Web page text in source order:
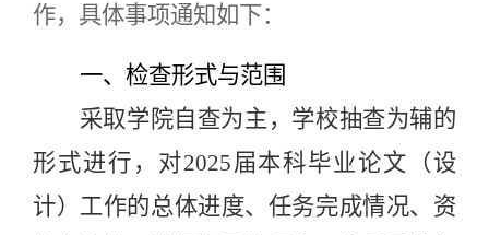
作，具体事项通知如下：
一、检查形式与范围
采取学院自查为主，学校抽查为辅的
形式进行，对2025届本科毕业论文（设
计）工作的总体进度、任务完成情况、资